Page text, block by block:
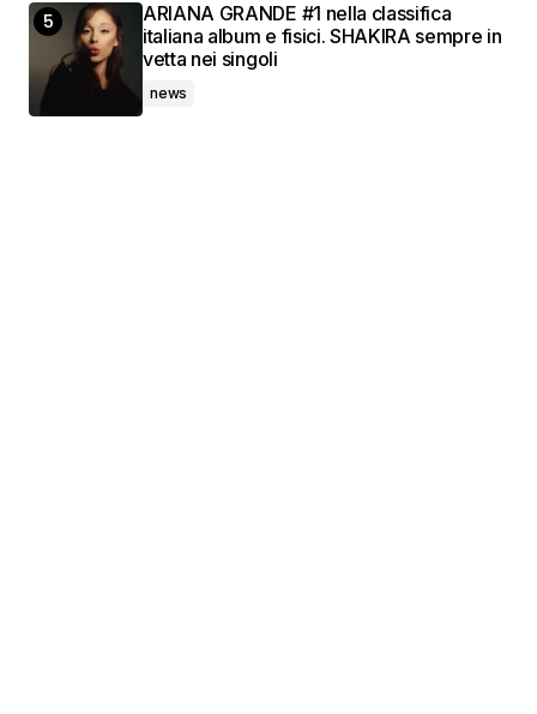
ARIANA GRANDE #1 nella classifica
italiana album e fisici. SHAKIRA sempre in
vetta nei singoli
news